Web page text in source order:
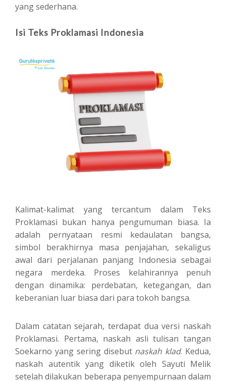
yang sederhana.
Isi Teks Proklamasi Indonesia
Kalimat-kalimat yang tercantum dalam Teks
Proklamasi bukan hanya pengumuman biasa. Ia
adalah pernyataan resmi kedaulatan bangsa,
simbol berakhirnya masa penjajahan, sekaligus
awal dari perjalanan panjang Indonesia sebagai
negara merdeka. Proses kelahirannya penuh
dengan dinamika: perdebatan, ketegangan, dan
keberanian luar biasa dari para tokoh bangsa.
Dalam catatan sejarah, terdapat dua versi naskah
Proklamasi. Pertama, naskah asli tulisan tangan
Soekarno yang sering disebut naskah klad. Kedua,
naskah autentik yang diketik oleh Sayuti Melik
setelah dilakukan beberapa penyempurnaan dalam